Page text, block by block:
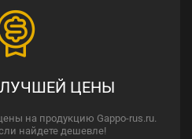
ЦЕНЫ
на продукцию Gappo-rus.ru.
найдете дешевле!